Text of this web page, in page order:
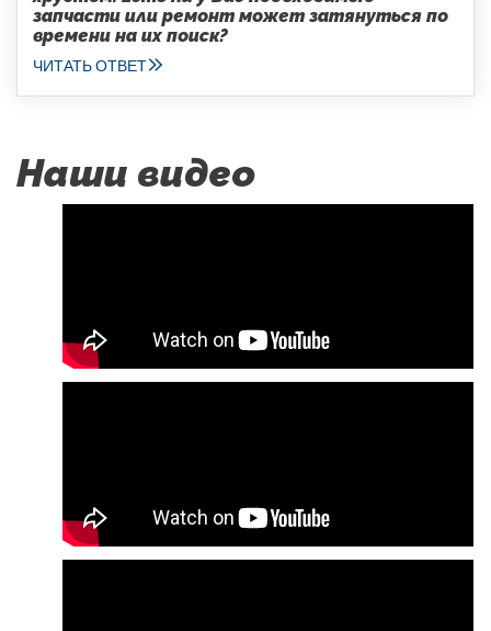
запчасти или ремонт может затянуться по
времени на их поиск?
ЧИТАТЬ ОТВЕТ
Наши видео